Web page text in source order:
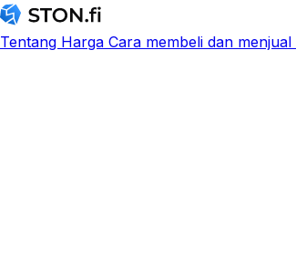
Tentang Harga Cara membeli dan menjual